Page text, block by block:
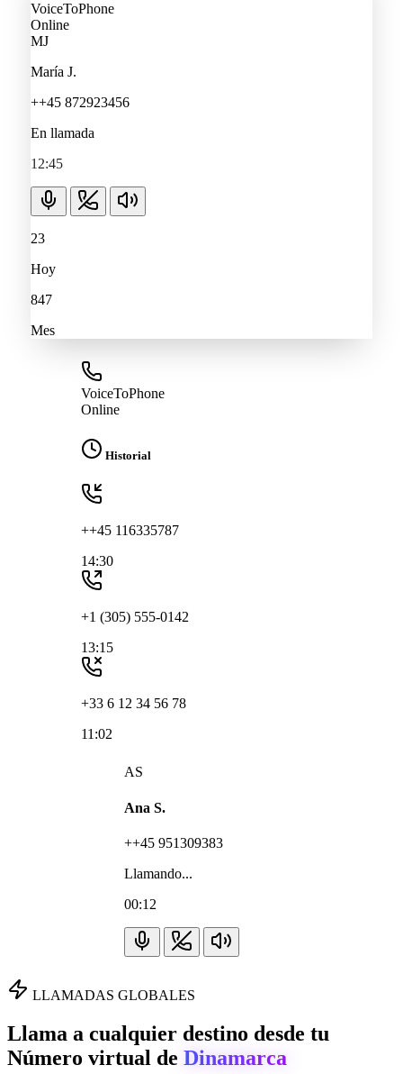
VoiceToPhone
Online
MJ
María J.
++45 872923456
En llamada
12:45
23
Hoy
847
Mes
VoiceToPhone
Online
Historial
++45 116335787
14:30
+1 (305) 555-0142
13:15
+33 6 12 34 56 78
11:02
AS
Ana S.
++45 951309383
Llamando...
00:12
LLAMADAS GLOBALES
Llama a cualquier destino desde tu
Número virtual de Dinamarca